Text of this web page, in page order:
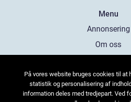
Menu
Annonsering
Om oss
Kontakta oss
Sitemap
På vores website bruges cookies til at
statistik og personalisering af
information deles med tredjepart. Ved